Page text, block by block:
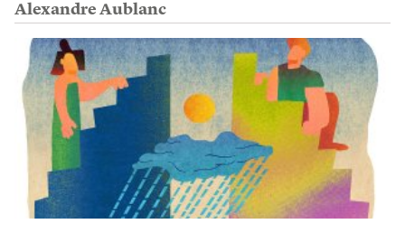
Alexandre Aublanc